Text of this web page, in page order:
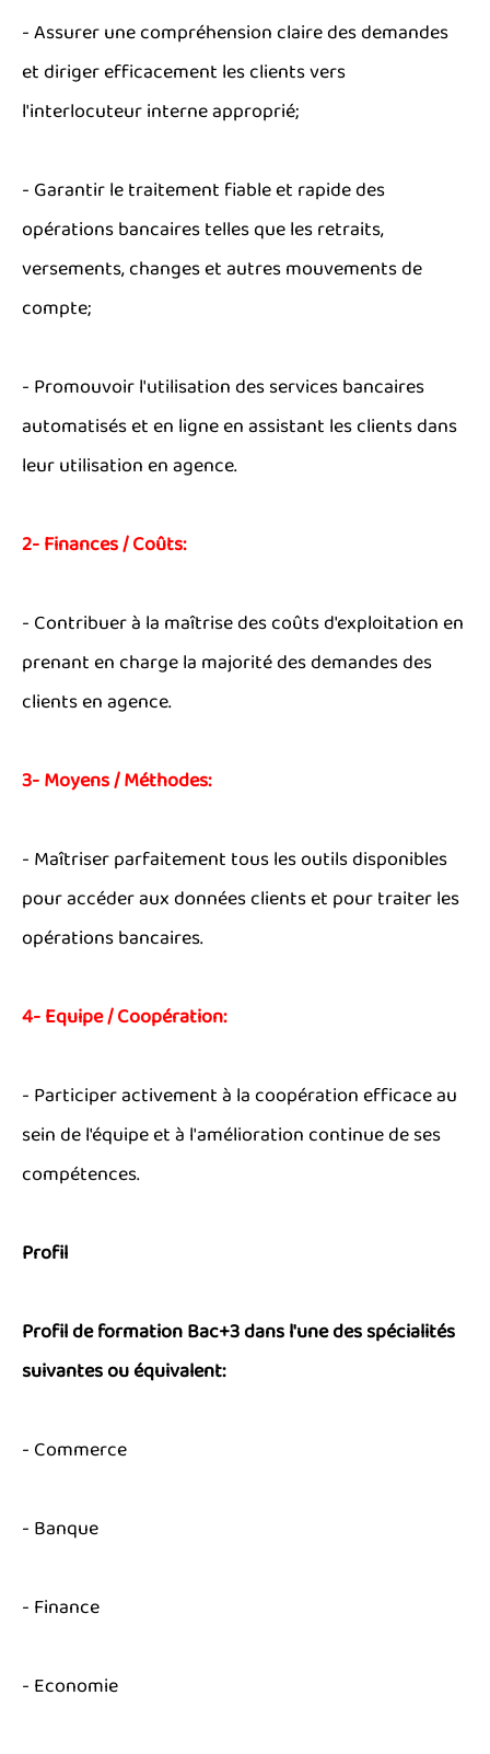
- Assurer une compréhension claire des demandes
et diriger efficacement les clients vers
l'interlocuteur interne approprié;
- Garantir le traitement fiable et rapide des
opérations bancaires telles que les retraits,
versements, changes et autres mouvements de
compte;
- Promouvoir l'utilisation des services bancaires
automatisés et en ligne en assistant les clients dans
leur utilisation en agence.
2- Finances / Coûts:
- Contribuer à la maîtrise des coûts d'exploitation en
prenant en charge la majorité des demandes des
clients en agence.
3- Moyens / Méthodes:
- Maîtriser parfaitement tous les outils disponibles
pour accéder aux données clients et pour traiter les
opérations bancaires.
4- Equipe / Coopération:
- Participer activement à la coopération efficace au
sein de l'équipe et à l'amélioration continue de ses
compétences.
Profil
Profil de formation Bac+3 dans l'une des spécialités
suivantes ou équivalent:
- Commerce
- Banque
- Finance
- Economie